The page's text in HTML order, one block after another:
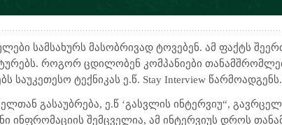
სამსახურს მასობრივად ტოვებენ. ამ ფაქტს
როგორ ცდილობენ კომპანიები
საუკეთესო ტექნიკას ე.წ. Stay Interview წარმოადგენს.
გასაუბრება, ე.წ ‘გასვლის ინტერვიუ“,
ინფრომაციის შემცველია, ამ ინტერვიუს დროს